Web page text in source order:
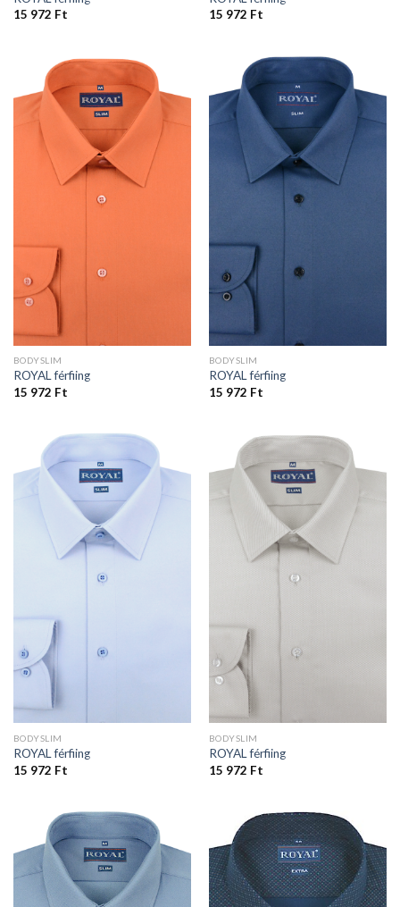
15 972 Ft
15 972 Ft
BODYSLIM
ROYAL férfiing
15 972 Ft
BODYSLIM
ROYAL férfiing
15 972 Ft
BODYSLIM
ROYAL férfiing
15 972 Ft
BODYSLIM
ROYAL férfiing
15 972 Ft